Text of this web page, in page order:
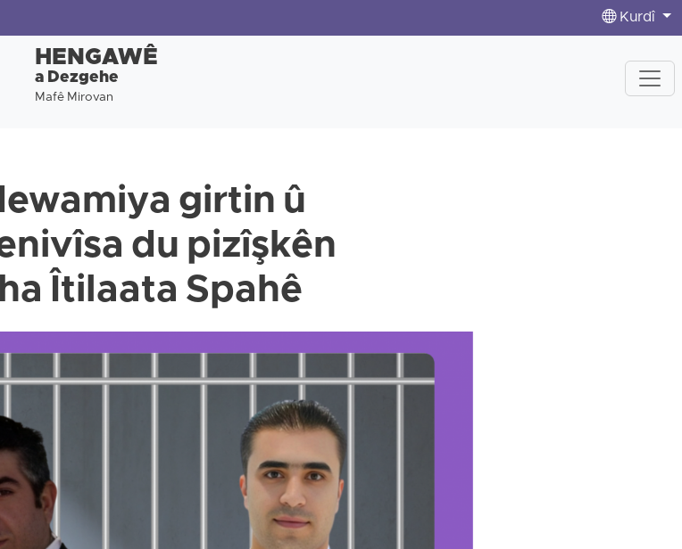
Kurdî
HENGAWÊ
a Dezgehe
Mafê Mirovan
girtin û
du pizîşkên
Îtilaata Spahê